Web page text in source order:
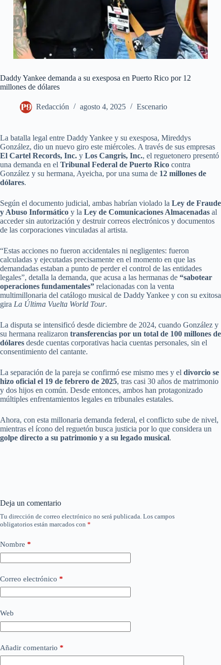
Daddy Yankee demanda a su exesposa en Puerto Rico por 12
millones de dólares
Redacción agosto 4, 2025 Escenario
La batalla legal entre Daddy Yankee y su exesposa, Mireddys
González, dio un nuevo giro este miércoles. A través de sus empresas
El Cartel Records, Inc. y Los Cangris, Inc., el reguetonero presentó
una demanda en el Tribunal Federal de Puerto Rico contra
González y su hermana, Ayeicha, por una suma de 12 millones de
dólares.
Según el documento judicial, ambas habrían violado la Ley de Fraude
y Abuso Informático y la Ley de Comunicaciones Almacenadas al
acceder sin autorización y destruir correos electrónicos y documentos
de las corporaciones vinculadas al artista.
“Estas acciones no fueron accidentales ni negligentes: fueron
calculadas y ejecutadas precisamente en el momento en que las
demandadas estaban a punto de perder el control de las entidades
legales”, detalla la demanda, que acusa a las hermanas de “sabotear
operaciones fundamentales” relacionadas con la venta
multimillonaria del catálogo musical de Daddy Yankee y con su exitosa
gira La Última Vuelta World Tour.
La disputa se intensificó desde diciembre de 2024, cuando González y
su hermana realizaron transferencias por un total de 100 millones de
dólares desde cuentas corporativas hacia cuentas personales, sin el
consentimiento del cantante.
La separación de la pareja se confirmó ese mismo mes y el divorcio se
hizo oficial el 19 de febrero de 2025, tras casi 30 años de matrimonio
y dos hijos en común. Desde entonces, ambos han protagonizado
múltiples enfrentamientos legales en tribunales estatales.
Ahora, con esta millonaria demanda federal, el conflicto sube de nivel,
mientras el ícono del reguetón busca justicia por lo que considera un
golpe directo a su patrimonio y a su legado musical.
Deja un comentario
Tu dirección de correo electrónico no será publicada. Los campos
obligatorios están marcados con *
Nombre *
Correo electrónico *
Web
Añadir comentario *